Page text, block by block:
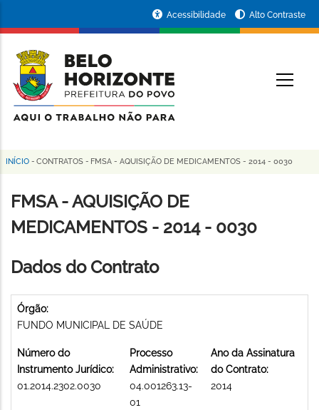
conteúdo
principal
da
Prefeitura
de
Horizonte
Acessibilidade Alto Contraste
Trilha
de
navegação
INÍCIO - CONTRATOS - FMSA - AQUISIÇÃO DE MEDICAMENTOS - 2014 - 0030
FMSA - AQUISIÇÃO DE
MEDICAMENTOS - 2014 - 0030
Dados do Contrato
Órgão:
FUNDO MUNICIPAL DE SAÚDE
Número do
Instrumento Jurídico:
01.2014.2302.0030
Processo
Administrativo:
04.001263.13-
01
Ano da Assinatura
do Contrato:
2014